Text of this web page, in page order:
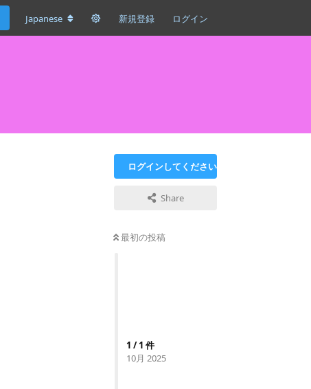
Japanese 新規登録 ログイン
ログインしてください
Share
最初の投稿
1 /1 件
10月 2025